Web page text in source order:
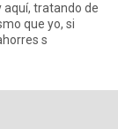
que yo, si
s